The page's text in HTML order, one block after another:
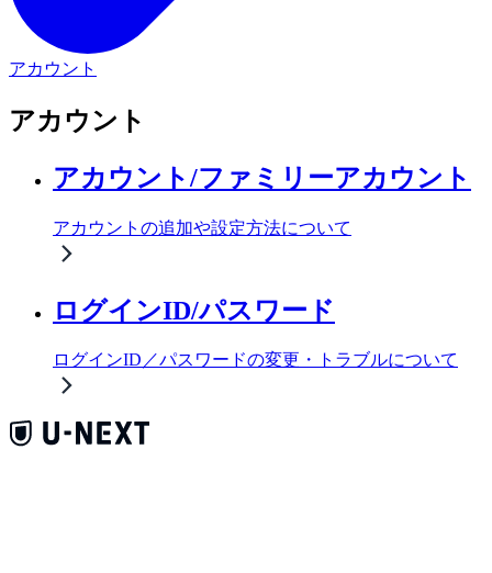
アカウント
アカウント
アカウント/ファミリーアカウント
アカウントの追加や設定方法について
ログインID/パスワード
ログインID／パスワードの変更・トラブルについて